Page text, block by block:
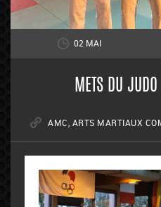
02 MAI
METS DU
AMC ARTS MARTIAUX